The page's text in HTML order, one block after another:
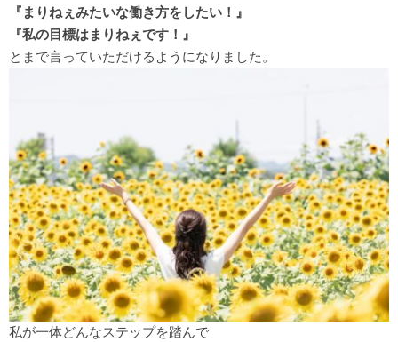
『まりねぇみたいな働き方をしたい！』
『私の目標はまりねぇです！』
とまで言っていただけるようになりました。
私が一体どんなステップを踏んで